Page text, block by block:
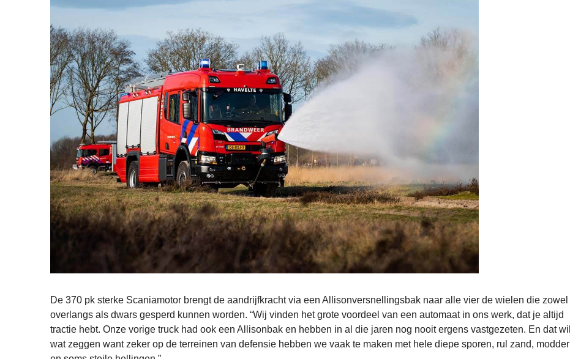
De 370 pk sterke Scaniamotor brengt de aandrijfkracht via een Allisonversnellingsbak naar alle vier de wielen die zowel
overlangs als dwars gesperd kunnen worden. “Wij vinden het grote voordeel van een automaat in ons werk, dat je altijd
tractie hebt. Onze vorige truck had ook een Allisonbak en hebben in al die jaren nog nooit ergens vastgezeten. En dat wil
wat zeggen want zeker op de terreinen van defensie hebben we vaak te maken met hele diepe sporen, rul zand, modder